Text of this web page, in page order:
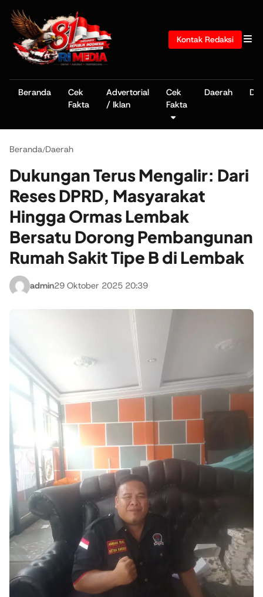
Kontak Redaksi
Beranda
Cek
Fakta
Advertorial
/ Iklan
Cek
Fakta
Daerah
Beranda/Daerah
Dukungan Terus Mengalir: Dari
Reses DPRD, Masyarakat
Hingga Ormas Lembak
Bersatu Dorong Pembangunan
Rumah Sakit Tipe B di Lembak
admin29 Oktober 2025 20:39